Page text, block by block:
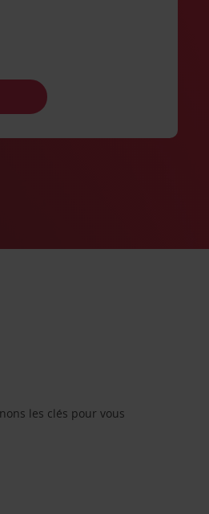
les clés pour vous